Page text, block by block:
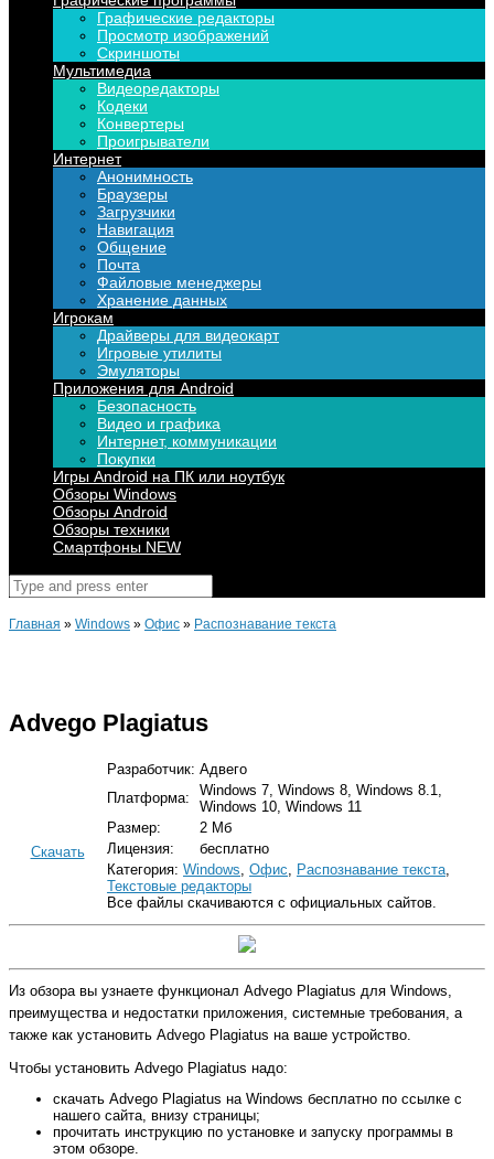
Графические редакторы
Просмотр изображений
Скриншоты
Мультимедиа
Видеоредакторы
Кодеки
Конвертеры
Проигрыватели
Интернет
Анонимность
Браузеры
Загрузчики
Навигация
Общение
Почта
Файловые менеджеры
Хранение данных
Игрокам
Драйверы для видеокарт
Игровые утилиты
Эмуляторы
Приложения для Android
Безопасность
Видео и графика
Интернет, коммуникации
Покупки
Игры Android на ПК или ноутбук
Обзоры Windows
Обзоры Android
Обзоры техники
Смартфоны NEW
Поиск
Главная » Windows » Офис » Распознавание текста
Advego Plagiatus
Скачать
Разработчик: Адвего
Платформа:
Windows 7, Windows 8, Windows 8.1,
Windows 10, Windows 11
Размер:
2 Мб
Лицензия:
бесплатно
Категория: Windows, Офис, Распознавание текста,
Текстовые редакторы
Все файлы скачиваются с официальных сайтов.
Из обзора вы узнаете функционал Advego Plagiatus для Windows,
преимущества и недостатки приложения, системные требования, а
также как установить Advego Plagiatus на ваше устройство.
Чтобы установить Advego Plagiatus надо:
скачать Advego Plagiatus на Windows бесплатно по ссылке с
нашего сайта, внизу страницы;
прочитать инструкцию по установке и запуску программы в
этом обзоре.